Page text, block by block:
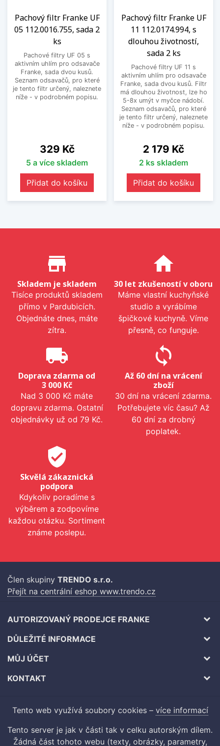
Pachový filtr Franke UF
05 112.0016.755, sada 2
ks
Pachové filtry UF 05 s
aktivním uhlím pro odsavače
Franke, sada dvou kusů.
Seznam odsavačů, pro které
je tento filtr určený, naleznete
níže - v podrobném popisu.
Cena
329 Kč
5 a více skladem
Přidat do košíku
Pachový filtr Franke UF
11 112.0174.994, s
dlouhou životností,
sada 2 ks
Pachové filtry UF 11 s
aktivním uhlím pro odsavače
Franke, sada dvou kusů. Filtr
má dlouhou životnost, lze ho
5-8x umýt v myčce nádobí.
Seznam odsavačů, pro které
je tento filtr určený, naleznete
níže - v podrobném popisu.
Cena
2 179 Kč
2 ks skladem
Přidat do košíku
Proč nakupovat u nás?
store_mall_directory
Skladem je skladem
Tisíce produktů skladem
přímo v Pardubicích.
Objednáte dnes, máte
zítra.
home
30 let zkušeností v oboru
Máme vlastní kuchyňské
studio a vyrábíme
špičkové kuchyně. Víme
přesně, co funguje.
local_shipping
Doprava zdarma od
3 000 Kč
Nad 3 000 Kč máte
dopravu zdarma. Ostatní
objednávky už od 79 Kč.
sync
Až 60 dní na vrácení
zboží
30 dní na vrácení zdarma.
Potřebujete víc času? Až
60 dní za drobný
poplatek.
verified_user
Skvělá zákaznická
podpora
Kdykoliv poradíme s
výběrem a zodpovíme
každou otázku. Sortiment
známe poslepu.
Člen skupiny TRENDO s.r.o.
Přejít na centrální eshop www.trendo.cz
AUTORIZOVANÝ PRODEJCE FRANKE
DŮLEŽITÉ INFORMACE
MŮJ ÚČET
KONTAKT
Tento web využívá soubory cookies – více informací
Tento server je jak v části tak v celku autorským dílem.
Žádná část tohoto webu (texty, obrázky, parametry,